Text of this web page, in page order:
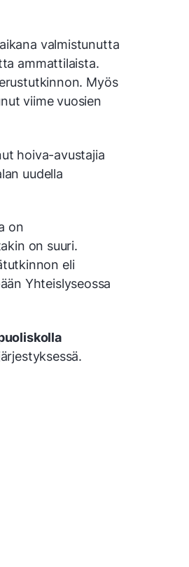
valmistunutta
ammattilaista.
Myös
viime vuosien
hoiva-avustajia
uudella
on
on suuri.
eli
Yhteislyseossa